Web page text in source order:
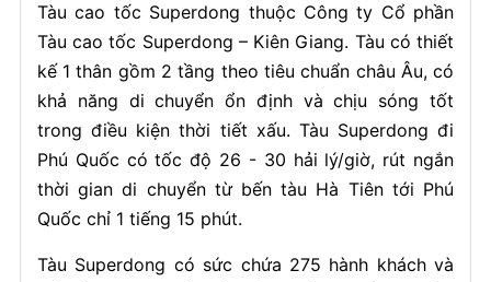
Tàu cao tốc Superdong thuộc Công ty Cổ phần
Tàu cao tốc Superdong – Kiên Giang. Tàu có thiết
kế 1 thân gồm 2 tầng theo tiêu chuẩn châu Âu, có
khả năng di chuyển ổn định và chịu sóng tốt
trong điều kiện thời tiết xấu. Tàu Superdong đi
Phú Quốc có tốc độ 26 - 30 hải lý/giờ, rút ngắn
thời gian di chuyển từ bến tàu Hà Tiên tới Phú
Quốc chỉ 1 tiếng 15 phút.
Tàu Superdong có sức chứa 275 hành khách và